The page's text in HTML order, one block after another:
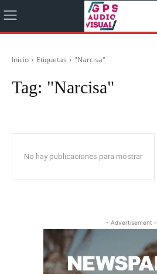
Inicio Etiquetas "Narcisa"
Tag: "Narcisa"
No hay publicaciones para mostrar
- Advertisement -